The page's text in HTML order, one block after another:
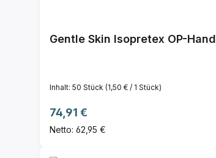
Gentle Skin Isopretex OP-
Inhalt: 50 Stück (1,50 € / 1 Stück)
Regulärer Preis:
74,91 €
Netto: 62,95 €